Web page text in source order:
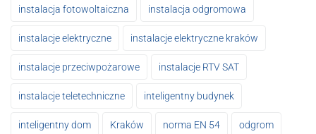
instalacja fotowoltaiczna instalacja odgromowa
instalacje elektryczne instalacje elektryczne kraków
instalacje przeciwpożarowe instalacje RTV SAT
instalacje teletechniczne inteligentny budynek
inteligentny dom Kraków norma EN 54 odgrom